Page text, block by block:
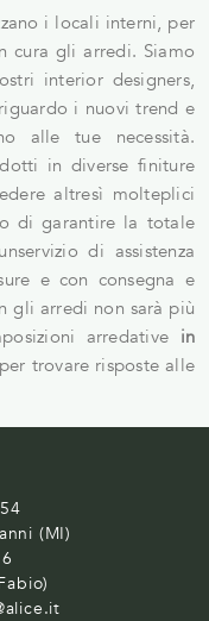
i locali interni, per
cura gli arredi. Siamo
interior designers,
i nuovi trend e
alle tue necessità.
in diverse finiture
altresì molteplici
di garantire la totale
di assistenza
e con consegna e
gli arredi non sarà più
arredative in
trovare risposte alle
(MI)